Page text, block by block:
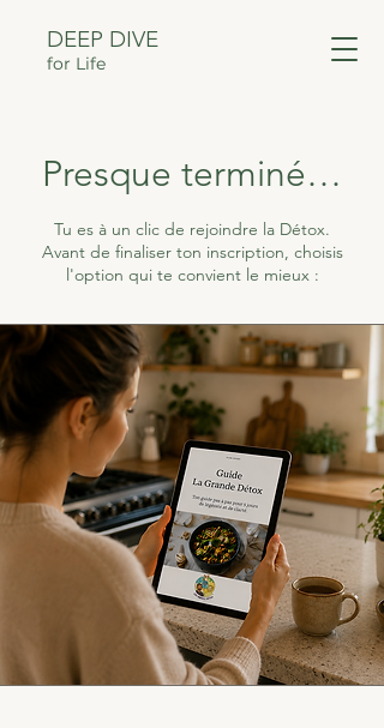
DEEP DIVE
for Life
Presque terminé…
Tu es à un clic de rejoindre la Détox.
Avant de finaliser ton inscription, choisis
l'option qui te convient le mieux :